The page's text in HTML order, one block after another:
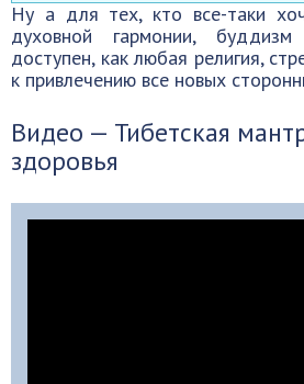
Ну а для тех, кто все-таки
духовной гармонии,
доступен, как любая религия,
к привлечению все новых
Видео — Тибетская
здоровья